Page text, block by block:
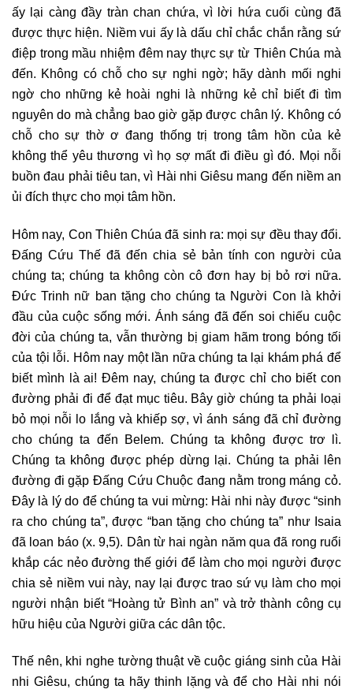
ấy lại càng đầy tràn chan chứa, vì lời hứa cuối cùng đã
được thực hiện. Niềm vui ấy là dấu chỉ chắc chắn rằng sứ
điệp trong mầu nhiệm đêm nay thực sự từ Thiên Chúa mà
đến. Không có chỗ cho sự nghi ngờ; hãy dành mối nghi
ngờ cho những kẻ hoài nghi là những kẻ chỉ biết đi tìm
nguyên do mà chẳng bao giờ gặp được chân lý. Không có
chỗ cho sự thờ ơ đang thống trị trong tâm hồn của kẻ
không thể yêu thương vì họ sợ mất đi điều gì đó. Mọi nỗi
buồn đau phải tiêu tan, vì Hài nhi Giêsu mang đến niềm an
ủi đích thực cho mọi tâm hồn.
Hôm nay, Con Thiên Chúa đã sinh ra: mọi sự đều thay đổi.
Đấng Cứu Thế đã đến chia sẻ bản tính con người của
chúng ta; chúng ta không còn cô đơn hay bị bỏ rơi nữa.
Đức Trinh nữ ban tặng cho chúng ta Người Con là khởi
đầu của cuộc sống mới. Ánh sáng đã đến soi chiếu cuộc
đời của chúng ta, vẫn thường bị giam hãm trong bóng tối
của tội lỗi. Hôm nay một lần nữa chúng ta lại khám phá để
biết mình là ai! Đêm nay, chúng ta được chỉ cho biết con
đường phải đi để đạt mục tiêu. Bây giờ chúng ta phải loại
bỏ mọi nỗi lo lắng và khiếp sợ, vì ánh sáng đã chỉ đường
cho chúng ta đến Belem. Chúng ta không được trơ lì.
Chúng ta không được phép dừng lại. Chúng ta phải lên
đường đi gặp Đấng Cứu Chuộc đang nằm trong máng cỏ.
Đây là lý do để chúng ta vui mừng: Hài nhi này được “sinh
ra cho chúng ta”, được “ban tặng cho chúng ta” như Isaia
đã loan báo (x. 9,5). Dân từ hai ngàn năm qua đã rong ruổi
khắp các nẻo đường thế giới để làm cho mọi người được
chia sẻ niềm vui này, nay lại được trao sứ vụ làm cho mọi
người nhận biết “Hoàng tử Bình an” và trở thành công cụ
hữu hiệu của Người giữa các dân tộc.
Thế nên, khi nghe tường thuật về cuộc giáng sinh của Hài
nhi Giêsu, chúng ta hãy thinh lặng và để cho Hài nhi nói